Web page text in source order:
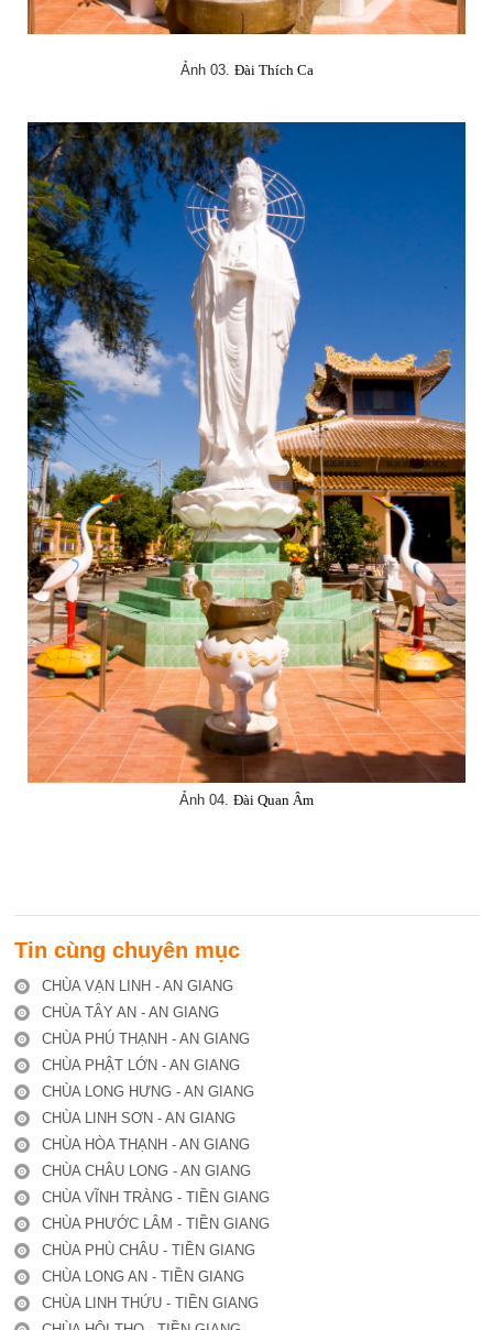
Ảnh 03. Đài Thích Ca
Ảnh 04. Đài Quan Âm
Tin cùng chuyên mục
CHÙA VẠN LINH - AN GIANG
CHÙA TÂY AN - AN GIANG
CHÙA PHÚ THẠNH - AN GIANG
CHÙA PHẬT LỚN - AN GIANG
CHÙA LONG HƯNG - AN GIANG
CHÙA LINH SƠN - AN GIANG
CHÙA HÒA THẠNH - AN GIANG
CHÙA CHÂU LONG - AN GIANG
CHÙA VĨNH TRÀNG - TIỀN GIANG
CHÙA PHƯỚC LÂM - TIỀN GIANG
CHÙA PHÙ CHÂU - TIỀN GIANG
CHÙA LONG AN - TIỀN GIANG
CHÙA LINH THỨU - TIỀN GIANG